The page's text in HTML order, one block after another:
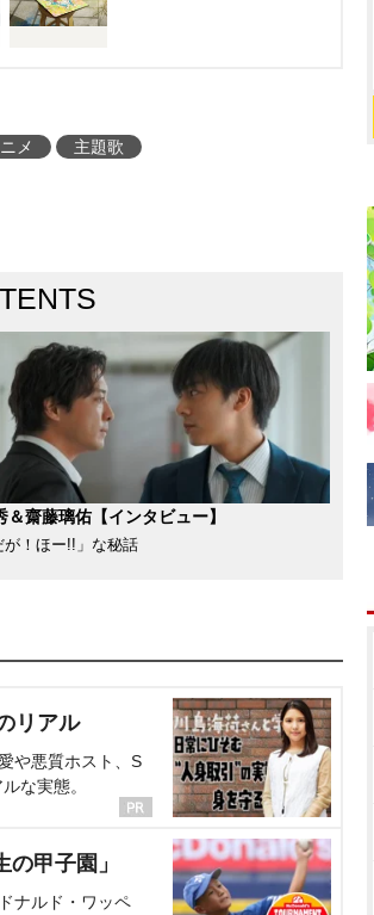
メ 主題歌
＆齋藤璃佑【インタビュー】
が！ほー!!」な秘話
リアル
や悪質ホスト、S
な実態。
甲子園」
ナルド・ワッペ